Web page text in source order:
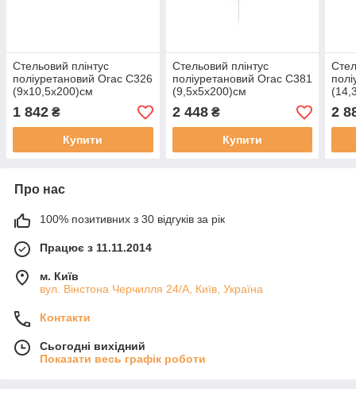
Стельовий плінтус
поліуретановий Orac C326
(9х10,5х200)см
1 842 ₴
Купити
Стельовий плінтус
поліуретановий Orac C381
(9,5х5х200)см
2 448₴
Купити
2
Про нас
100% позитивних з 30 відгуків за рік
Працює з 11.11.2014
м. Київ
вул. Вінстона Черчилля 24/А, Київ, Україна
Контакти
Сьогодні вихідний
Показати весь графік роботи